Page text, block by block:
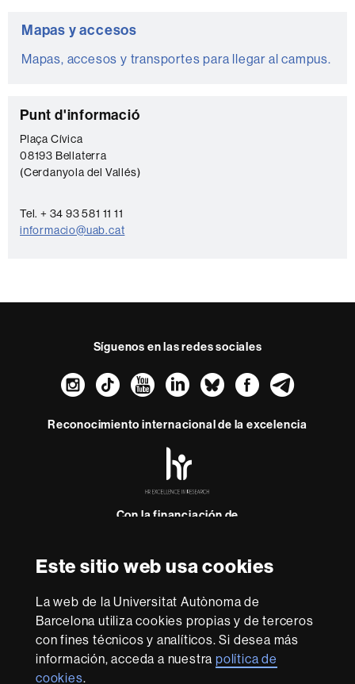
Este sitio web usa cookies
La web de la Universitat Autònoma de
Barcelona utiliza cookies propias y de terceros
con fines técnicos y analíticos. Si desea más
información, acceda a nuestrapolítica de
cookies.
Mapas y accesos
Mapas, accesos y transportes para llegar al campus.
C
o
n
a
c
Punt d'informació
Plaça Cívica
08193 Bellaterra
(Cerdanyola del Vallés)
Tel. + 34 93 581 11 11
informacio@uab.cat
Síguenos en las redes sociales
Instagram
TikTokYouTube
LinkedIn
Bluesky
Reconocimiento internacional de la excelencia
-
Con la financiación de
esta
web Aviso legal Protección de datos Sobre el
Accesibilidad web